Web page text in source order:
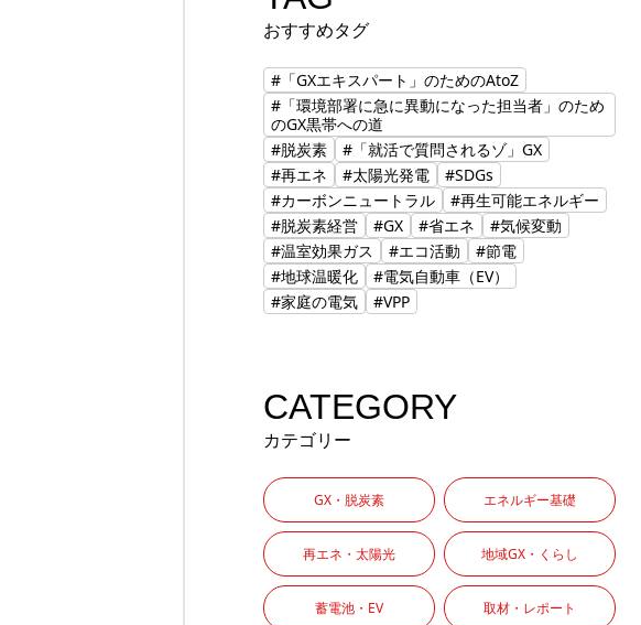
おすすめタグ
#「GXエキスパート」のためのAtoZ
#「環境部署に急に異動になった担当者」のため
のGX黒帯への道
#脱炭素
#「就活で質問されるゾ」GX
#再エネ
#太陽光発電
#SDGs
#カーボンニュートラル
#再生可能エネルギー
#脱炭素経営
#GX #省エネ
#気候変動
#温室効果ガス
#エコ活動
#節電
#地球温暖化
#電気自動車（EV）
#家庭の電気
#VPP
CATEGORY
カテゴリー
GX・脱炭素 エネルギー基礎
再エネ・太陽光 地域GX・くらし
蓄電池・EV 取材・レポート